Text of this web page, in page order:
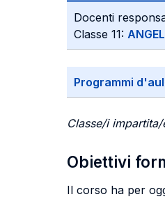
Docenti
Classe 11:
Programmi
Classe/i
Obiettivi
Il corso ha per